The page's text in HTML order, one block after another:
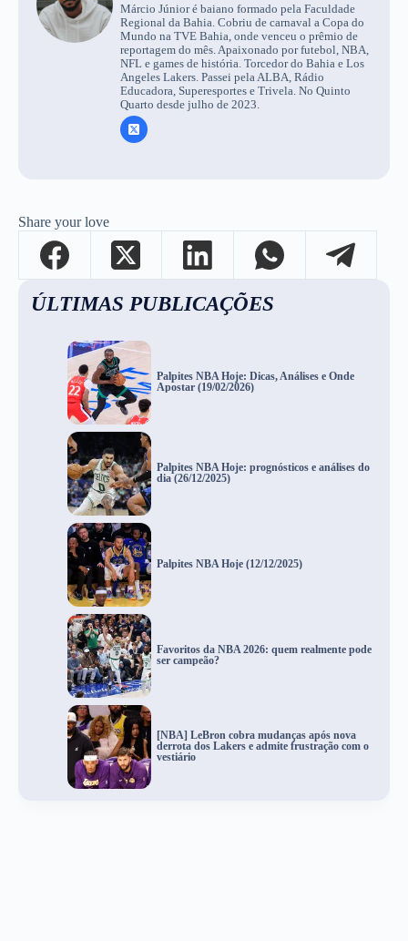
Márcio Júnior é baiano formado pela Faculdade
Regional da Bahia. Cobriu de carnaval a Copa do
Mundo na TVE Bahia, onde venceu o prêmio de
reportagem do mês. Apaixonado por futebol, NBA,
NFL e games de história. Torcedor do Bahia e Los
Angeles Lakers. Passei pela ALBA, Rádio
Educadora, Superesportes e Trivela. No Quinto
Quarto desde julho de 2023.
Share your love
ÚLTIMAS PUBLICAÇÕES
Palpites NBA Hoje: Dicas, Análises e Onde
Apostar (19/02/2026)
Palpites NBA Hoje: prognósticos e análises do
dia (26/12/2025)
Palpites NBA Hoje (12/12/2025)
Favoritos da NBA 2026: quem realmente pode
ser campeão?
[NBA] LeBron cobra mudanças após nova
derrota dos Lakers e admite frustração com o
vestiário